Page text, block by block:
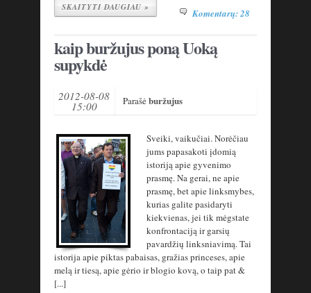
SKAITYTI DAUGIAU » Komentarų: 28
kaip buržujus poną Uoką
supykdė
2012-08-08
15:00 Parašėburžujus
Sveiki, vaikučiai. Norėčiau
jums papasakoti įdomią
istoriją apie gyvenimo
prasmę. Na gerai, ne apie
prasmę, bet apie linksmybes,
kurias galite pasidaryti
kiekvienas, jei tik mėgstate
konfrontaciją ir garsių
pavardžių linksniavimą. Tai
istorija apie piktas pabaisas, gražias princeses, apie
melą ir tiesą, apie gėrio ir blogio kovą, o taip pat &
[...]